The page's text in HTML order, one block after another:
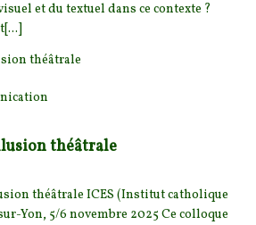
et du textuel dans ce contexte ?
théâtrale
théâtrale ICES (Institut catholique
ur-Yon, 5/6 novembre 2025 Ce colloque